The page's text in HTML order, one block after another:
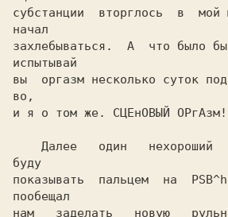
субстанции  вторглось  в  мой
начал
захлебываться.  A  что было
испытывай
вы  оргазм несколько суток
во,
и я о том же. СЦЕнОВЫЙ
буду
показывать  пальцем  на
пообещал
нам   заделать   новую